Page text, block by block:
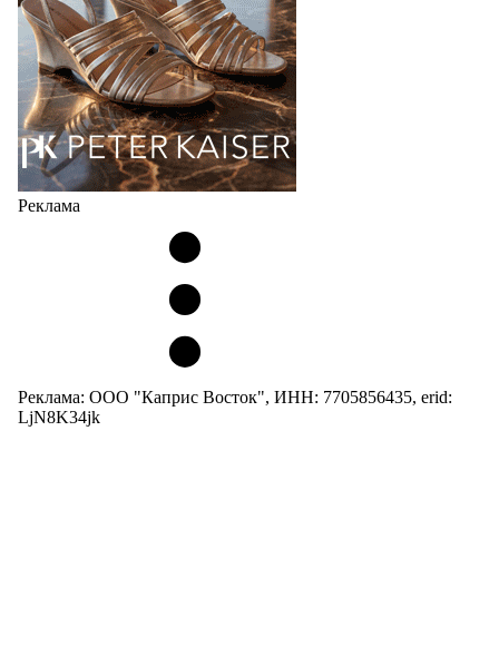
04.08.2026 522
Реклама
Реклама: ООО "Каприс Восток", ИНН: 7705856435, erid:
LjN8K34jk